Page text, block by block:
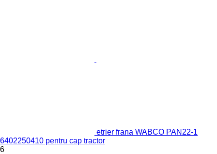
etrier frana WABCO PAN22-1
6402250410 pentru cap tractor
6